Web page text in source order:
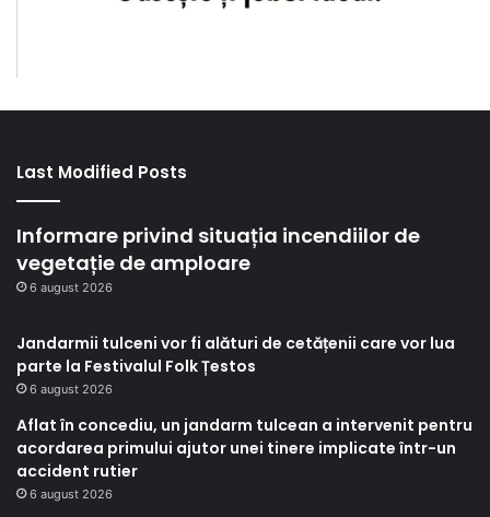
Last Modified Posts
Informare privind situația incendiilor de
vegetație de amploare
6 august 2026
Jandarmii tulceni vor fi alături de cetățenii care vor lua
parte la Festivalul Folk Țestos
6 august 2026
Aflat în concediu, un jandarm tulcean a intervenit pentru
acordarea primului ajutor unei tinere implicate într-un
accident rutier
6 august 2026